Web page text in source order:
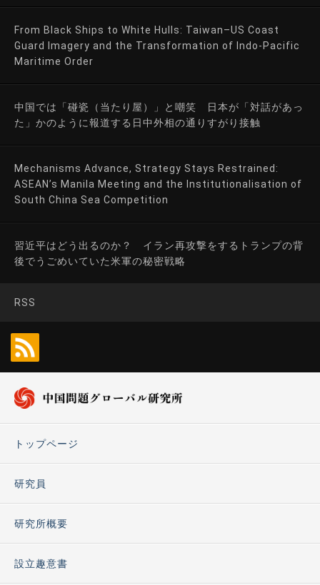
From Black Ships to White Hulls: Taiwan–US Coast
Guard Imagery and the Transformation of Indo-Pacific
Maritime Order
中国では「碰瓷（当たり屋）」と嘲笑 日本が「対話があっ
た」かのように報道する日中外相の通りすがり接触
Mechanisms Advance, Strategy Stays Restrained:
ASEAN’s Manila Meeting and the Institutionalisation of
South China Sea Competition
習近平はどう出るのか？ イラン再攻撃をするトランプの背
後でうごめいていた米軍の秘密戦略
RSS
トップページ
研究員
研究所概要
設立趣意書